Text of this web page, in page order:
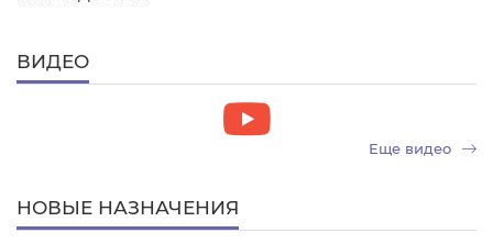
ВИДЕО
Еще видео
НОВЫЕ НАЗНАЧЕНИЯ